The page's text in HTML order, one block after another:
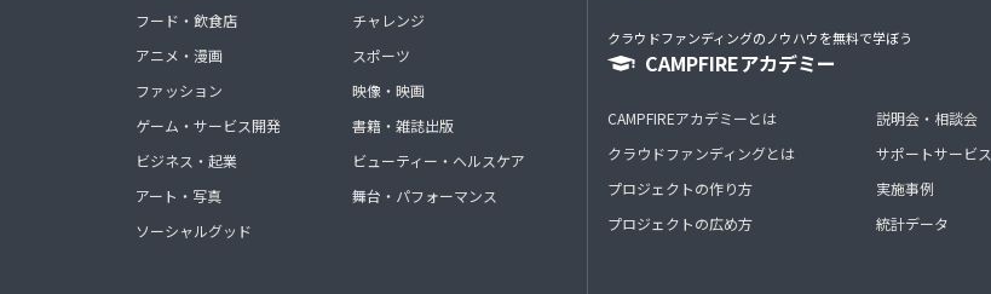
フード・飲食店
アニメ・漫画
ファッション
ゲーム・サービス開発
ビジネス・起業
アート・写真
ソーシャルグッド
チャレンジ
スポーツ
映像・映画
書籍・雑誌出版
ビューティー・ヘルスケア
舞台・パフォーマンス
クラウドファンディングのノウハウを無料で学ぼう
CAMPFIREアカデミー
CAMPFIREアカデミーとは
クラウドファンディングとは
プロジェクトの作り方
プロジェクトの広め方
説明会・相談会
サポートサービス
実施事例
統計データ